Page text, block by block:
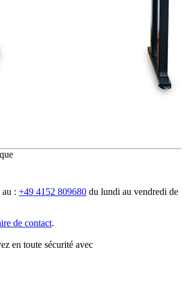
au : +49 4152 809680 du lundi au vendredi de
de contact.
en toute sécurité avec